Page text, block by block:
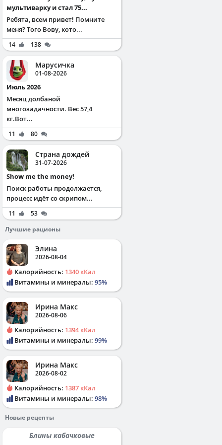
мультиварку и стал 75...
Ребята, всем привет! Помните
меня? Того Вову, кото...
14 138
Марусичка
01-08-2026
Июль 2026
Месяц долбаной
многозадачности. Вес 57,4
кг.Вот...
11 80
Страна дождей
31-07-2026
Show me the money!
Поиск работы продолжается,
процесс идёт со скрипом...
11
53
Лучшие рационы
Элина
2026-08-04
Калорийность: 1340 кКал
Витамины и минералы: 95%
Ирина Макс
2026-08-06
Калорийность: 1394 кКал
Витамины и минералы: 99%
Ирина Макс
2026-08-02
Калорийность: 1387 кКал
Витамины и минералы: 98%
Новые рецепты
Блины кабачковые